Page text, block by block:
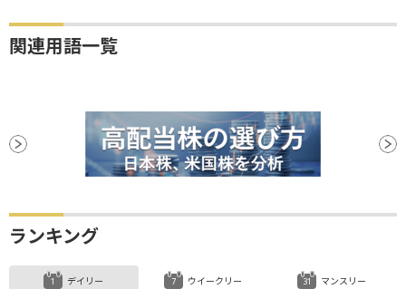
関連用語一覧
ランキング
デイリー ウイークリー マンスリー